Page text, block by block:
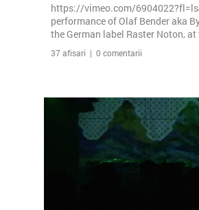
https://vimeo.com/
performance of Olaf Bender aka
the German label Raster Noton, at
37 afisari | 0 comentarii